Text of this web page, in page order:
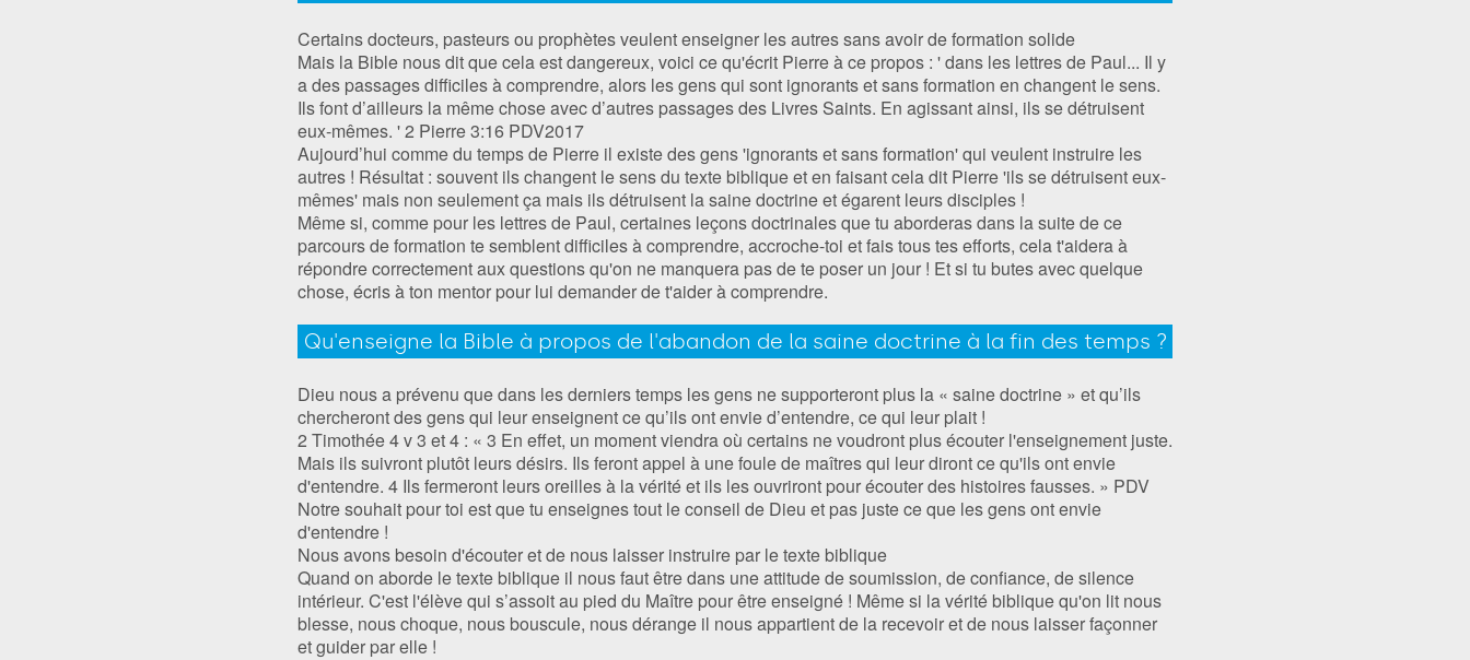
Certains docteurs, pasteurs ou prophètes veulent enseigner les autres sans avoir de formation solide
Mais la Bible nous dit que cela est dangereux, voici ce qu'écrit Pierre à ce propos : ' dans les lettres de Paul... Il y
a des passages difficiles à comprendre, alors les gens qui sont ignorants et sans formation en changent le sens.
Ils font d’ailleurs la même chose avec d’autres passages des Livres Saints. En agissant ainsi, ils se détruisent
eux-mêmes. ' 2 Pierre‬ ‭3:16‬ ‭PDV2017‬‬
Aujourd’hui comme du temps de Pierre il existe des gens 'ignorants et sans formation' qui veulent instruire les
autres ! Résultat : souvent ils changent le sens du texte biblique et en faisant cela dit Pierre 'ils se détruisent eux-
mêmes' mais non seulement ça mais ils détruisent la saine doctrine et égarent leurs disciples !
Même si, comme pour les lettres de Paul, certaines leçons doctrinales que tu aborderas dans la suite de ce
parcours de formation te semblent difficiles à comprendre, accroche-toi et fais tous tes efforts, cela t'aidera à
répondre correctement aux questions qu'on ne manquera pas de te poser un jour ! Et si tu butes avec quelque
chose, écris à ton mentor pour lui demander de t'aider à comprendre.
Qu'enseigne la Bible à propos de l'abandon de la saine doctrine à la fin des temps ?
Dieu nous a prévenu que dans les derniers temps les gens ne supporteront plus la « saine doctrine » et qu’ils
chercheront des gens qui leur enseignent ce qu’ils ont envie d’entendre, ce qui leur plait !
2 Timothée 4 v 3 et 4 : « 3 En effet, un moment viendra où certains ne voudront plus écouter l'enseignement juste.
Mais ils suivront plutôt leurs désirs. Ils feront appel à une foule de maîtres qui leur diront ce qu'ils ont envie
d'entendre. 4 Ils fermeront leurs oreilles à la vérité et ils les ouvriront pour écouter des histoires fausses. » PDV
Notre souhait pour toi est que tu enseignes tout le conseil de Dieu et pas juste ce que les gens ont envie
d'entendre !
Nous avons besoin d'écouter et de nous laisser instruire par le texte biblique
Quand on aborde le texte biblique il nous faut être dans une attitude de soumission, de confiance, de silence
intérieur. C'est l'élève qui s’assoit au pied du Maître pour être enseigné ! Même si la vérité biblique qu'on lit nous
blesse, nous choque, nous bouscule, nous dérange il nous appartient de la recevoir et de nous laisser façonner
et guider par elle !